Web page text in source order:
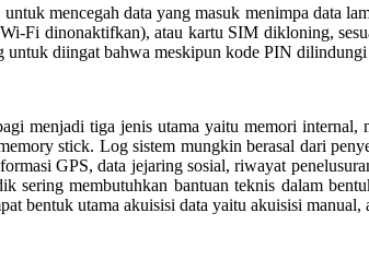
mencegah data yang masuk menimpa data
Fi dinonaktifkan), atau kartu SIM dikloning,
untuk diingat bahwa meskipun kode PIN
menjadi tiga jenis utama yaitu memori
stick. Log sistem mungkin berasal dari
GPS, data jejaring sosial, riwayat
sering membutuhkan bantuan teknis dalam
bentuk utama akuisisi data yaitu akuisisi